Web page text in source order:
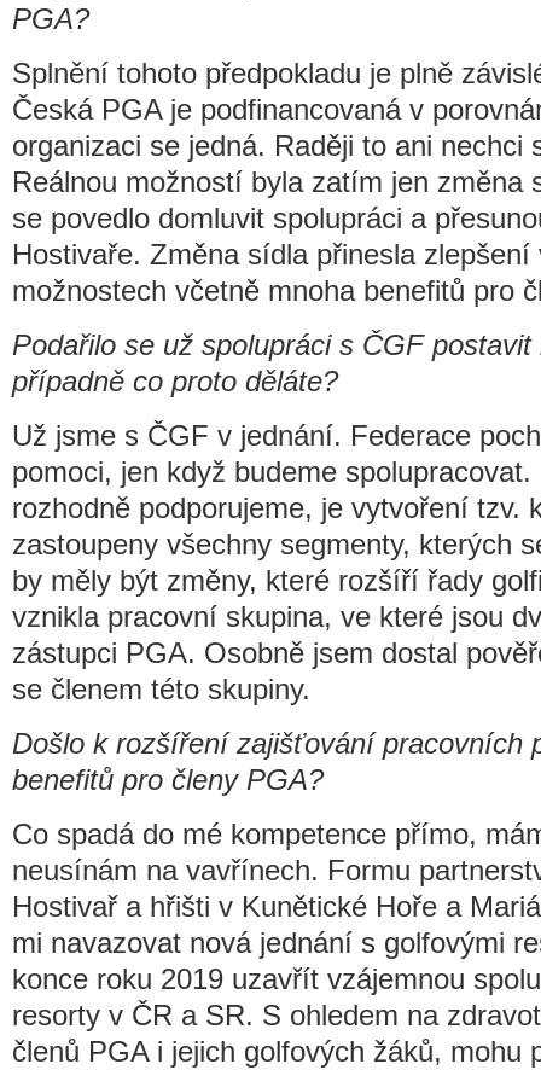
PGA?
Splnění tohoto předpokladu je plně
Česká PGA je podfinancovaná v
organizaci se jedná. Raději to ani nechci
Reálnou možností byla zatím jen změna
se povedlo domluvit spolupráci a
Hostivaře. Změna sídla přinesla
možnostech včetně mnoha benefitů pro
Podařilo se už spolupráci s ČGF
případně co proto děláte?
Už jsme s ČGF v jednání. Federace
pomoci, jen když budeme
rozhodně podporujeme, je vytvoření tzv.
zastoupeny všechny segmenty, kterých
by měly být změny, které rozšíří řady
vznikla pracovní skupina, ve které jsou
zástupci PGA. Osobně jsem dostal
se členem této skupiny.
Došlo k rozšíření zajišťování pracovních
benefitů pro členy PGA?
Co spadá do mé kompetence přímo,
neusínám na vavřínech. Formu
Hostivař a hřišti v Kunětické Hoře a
mi navazovat nová jednání s golfovými
konce roku 2019 uzavřít vzájemnou
resorty v ČR a SR. S ohledem na
členů PGA i jejich golfových žáků, mohu